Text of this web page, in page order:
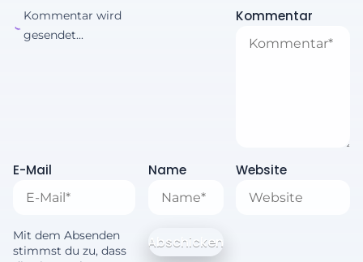
Kommentar wird
gesendet...
Kommentar
E-Mail Name Website
Mit dem Absenden
stimmst du zu, dass